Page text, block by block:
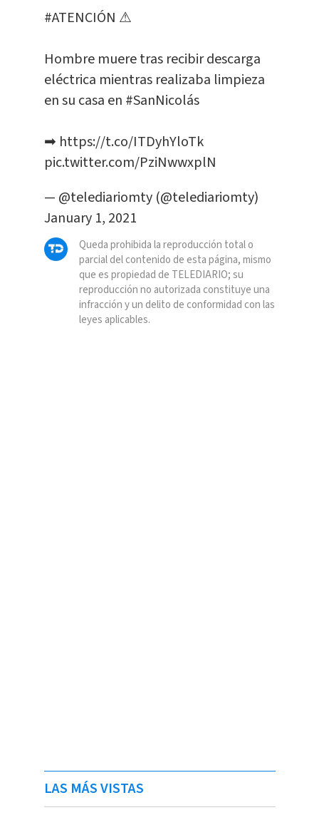
#ATENCIÓN ⚠
Hombre muere tras recibir descarga
eléctrica mientras realizaba limpieza
en su casa en #SanNicolás
➡ https://t.co/ITDyhYloTk
pic.twitter.com/PziNwwxplN
— @telediariomty (@telediariomty)
January 1, 2021
Queda prohibida la reproducción total o
parcial del contenido de esta página, mismo
que es propiedad de TELEDIARIO; su
reproducción no autorizada constituye una
infracción y un delito de conformidad con las
leyes aplicables.
LAS MÁS VISTAS